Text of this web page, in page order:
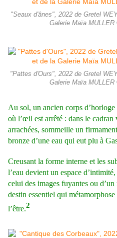
"Seaux d'ânes", 2022 de Gretel
Galerie Maïa
"Pattes d'Ours", 2022 de Gretel
Galerie Maïa
Au sol, un ancien corps
où l’œil est arrêté : dans le
arrachées, sommeille un
bronze d’une eau qui eut plu à
Creusant la forme interne et les
l’eau devient un espace
celui des images fuyantes ou
destin essentiel qui métamorphose
l’être.2